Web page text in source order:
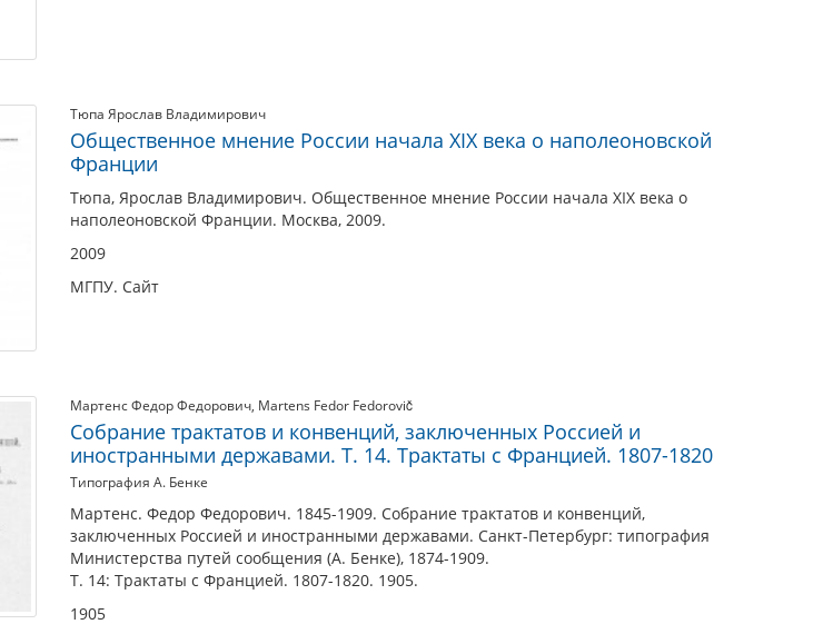
Тюпа Ярослав Владимирович
Общественное мнение России начала XIX века о наполеоновской
Франции
Тюпа, Ярослав Владимирович. Общественное мнение России начала XIX века о
наполеоновской Франции. Москва, 2009.
2009
МГПУ. Сайт
Мартенс Федор Федорович, Martens Fedor Fedorovič
Собрание трактатов и конвенций, заключенных Россией и
иностранными державами. Т. 14. Трактаты с Францией. 1807-1820
Типография А. Бенке
Мартенс. Федор Федорович. 1845-1909. Собрание трактатов и конвенций,
заключенных Россией и иностранными державами. Санкт-Петербург: типография
Министерства путей сообщения (А. Бенке), 1874-1909.
Т. 14: Трактаты с Францией. 1807-1820. 1905.
1905